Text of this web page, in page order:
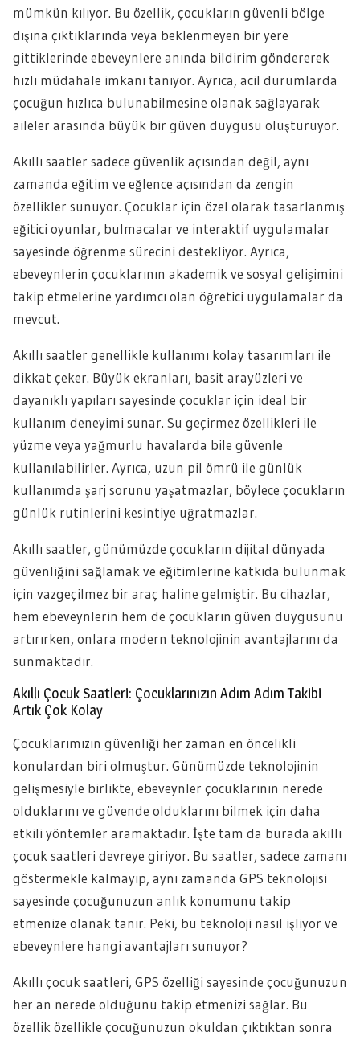
mümkün kılıyor. Bu özellik, çocukların güvenli bölge
dışına çıktıklarında veya beklenmeyen bir yere
gittiklerinde ebeveynlere anında bildirim göndererek
hızlı müdahale imkanı tanıyor. Ayrıca, acil durumlarda
çocuğun hızlıca bulunabilmesine olanak sağlayarak
aileler arasında büyük bir güven duygusu oluşturuyor.
Akıllı saatler sadece güvenlik açısından değil, aynı
zamanda eğitim ve eğlence açısından da zengin
özellikler sunuyor. Çocuklar için özel olarak tasarlanmış
eğitici oyunlar, bulmacalar ve interaktif uygulamalar
sayesinde öğrenme sürecini destekliyor. Ayrıca,
ebeveynlerin çocuklarının akademik ve sosyal gelişimini
takip etmelerine yardımcı olan öğretici uygulamalar da
mevcut.
Akıllı saatler genellikle kullanımı kolay tasarımları ile
dikkat çeker. Büyük ekranları, basit arayüzleri ve
dayanıklı yapıları sayesinde çocuklar için ideal bir
kullanım deneyimi sunar. Su geçirmez özellikleri ile
yüzme veya yağmurlu havalarda bile güvenle
kullanılabilirler. Ayrıca, uzun pil ömrü ile günlük
kullanımda şarj sorunu yaşatmazlar, böylece çocukların
günlük rutinlerini kesintiye uğratmazlar.
Akıllı saatler, günümüzde çocukların dijital dünyada
güvenliğini sağlamak ve eğitimlerine katkıda bulunmak
için vazgeçilmez bir araç haline gelmiştir. Bu cihazlar,
hem ebeveynlerin hem de çocukların güven duygusunu
artırırken, onlara modern teknolojinin avantajlarını da
sunmaktadır.
Akıllı Çocuk Saatleri: Çocuklarınızın Adım Adım Takibi
Artık Çok Kolay
Çocuklarımızın güvenliği her zaman en öncelikli
konulardan biri olmuştur. Günümüzde teknolojinin
gelişmesiyle birlikte, ebeveynler çocuklarının nerede
olduklarını ve güvende olduklarını bilmek için daha
etkili yöntemler aramaktadır. İşte tam da burada akıllı
çocuk saatleri devreye giriyor. Bu saatler, sadece zamanı
göstermekle kalmayıp, aynı zamanda GPS teknolojisi
sayesinde çocuğunuzun anlık konumunu takip
etmenize olanak tanır. Peki, bu teknoloji nasıl işliyor ve
ebeveynlere hangi avantajları sunuyor?
Akıllı çocuk saatleri, GPS özelliği sayesinde çocuğunuzun
her an nerede olduğunu takip etmenizi sağlar. Bu
özellik özellikle çocuğunuzun okuldan çıktıktan sonra